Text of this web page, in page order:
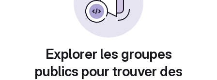
Explorer les groupes
publics pour trouver des